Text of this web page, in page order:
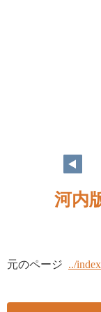
河内
元のページ ../